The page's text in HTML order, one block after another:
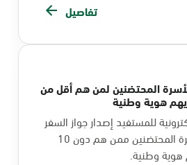
تفاصيل
الأسرة المحتضنين لمن هم أقل من
للمستفيد إصدار جواز السفر
السعودي لأفراد الأسرة المحتضنين ممن هم دون 10
وطنية.